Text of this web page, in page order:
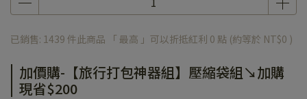
已銷售: 1439 件此商品 「 最高 」可以折抵紅利 0 點 (約等於 NT$0 )
加價購-【旅行打包神器組】壓縮袋組↘加購
現省$200